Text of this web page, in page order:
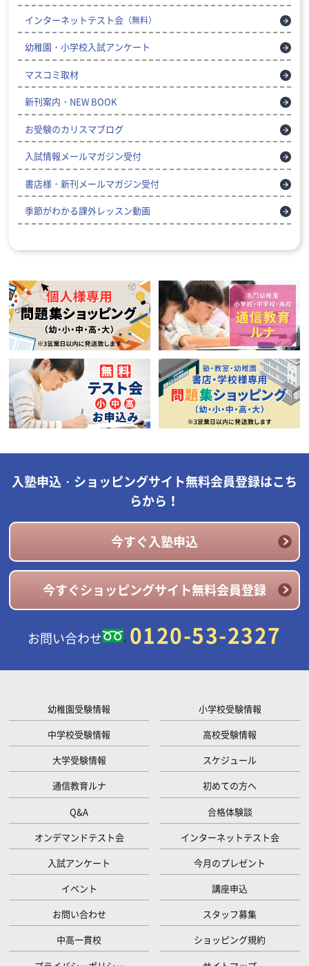
インターネットテスト会 （無料）
幼稚園・小学校入試アンケート
マスコミ取材
新刊案内・NEW BOOK
お受験のカリスマブログ
入試情報メールマガジン受付
書店様・新刊メールマガジン受付
季節がわかる課外レッスン動画
入塾申込・ショッピングサイト無料会員登録はこち
らから！
今すぐ入塾申込
今すぐショッピングサイト無料会員登録
お問い合わせ 0120-53-2327
幼稚園受験情報
小学校受験情報
中学校受験情報
高校受験情報
大学受験情報
スケジュール
通信教育ルナ
初めての方へ
Q&A
合格体験談
オンデマンドテスト会
インターネットテスト会
入試アンケート
今月のプレゼント
イベント
講座申込
お問い合わせ
スタッフ募集
中高一貫校
ショッピング規約